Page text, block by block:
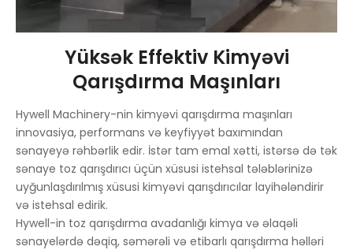
Yüksək Effektiv Kimyəvi
Qarışdırma Maşınları
Hywell Machinery-nin kimyəvi qarışdırma maşınları
innovasiya, performans və keyfiyyət baxımından
sənayeyə rəhbərlik edir. İstər tam emal xətti, istərsə də tək
sənaye toz qarışdırıcı üçün xüsusi istehsal tələblərinizə
uyğunlaşdırılmış xüsusi kimyəvi qarışdırıcılar layihələndirir
və istehsal edirik.
Hywell-in toz qarışdırma avadanlığı kimya və əlaqəli
sənayelərdə dəqiq, səmərəli və etibarlı qarışdırma həlləri